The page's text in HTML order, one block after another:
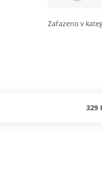
Zařazeno v
329